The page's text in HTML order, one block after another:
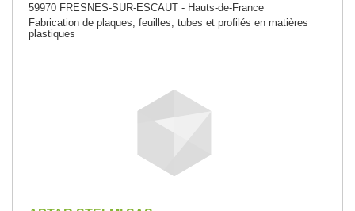
59970 FRESNES-SUR-ESCAUT - Hauts-de-France
Fabrication de plaques, feuilles, tubes et profilés en matières
plastiques